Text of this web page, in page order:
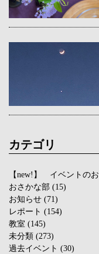
カテゴリ
【new!】 イベントの
おさかな部 (15)
お知らせ (71)
レポート (154)
教室 (145)
未分類 (273)
過去イベント (30)